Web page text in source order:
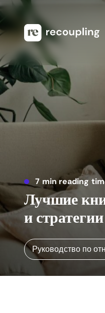
7 min reading
Лучшие
и стратегии
Руководство по